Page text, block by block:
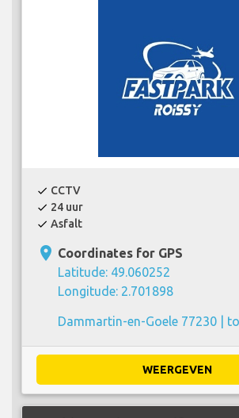
check CCTV
check 24 uur
check Asfalt
place Coordinates for GPS
Latitude: 49.060252
Longitude: 2.701898
Dammartin-en-Goele 77230 |
WEERGEVEN